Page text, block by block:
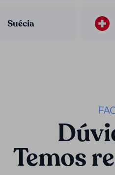
Suécia
Temos